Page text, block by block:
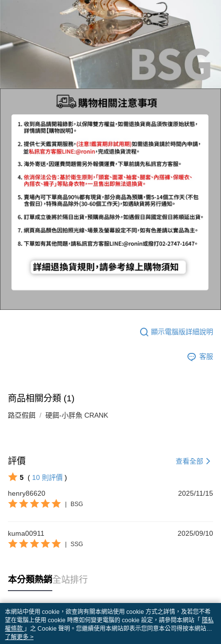
顯示電腦版詳細說明
客服
商品相關分類 (1)
路亞假餌 硬餌-小胖魚 CRANK
評價 查看全部
5 ( 10 則評價 )
henry86620
2025/11/15
| BSG
kuma00911 2025/09/10
| SSG
本分類熱銷全站排行
熱門標籤
本網站中使用 cookie，欲查詢有關本網站使用 cookie 方式之詳情，及若您不希
望在電腦上使用 cookie 時應如何變更電腦的 cookie 設定，請參閱本網站「 隱私
權條款 」之 Cookie 聲明。您繼續使用本網站即表示您同意本公司得按本網站使
用條款之 Cookie 聲明使用 cookie。
了解更多 >